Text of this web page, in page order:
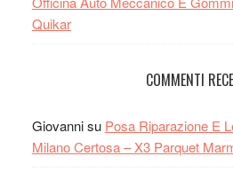
Quikar
COMMENTI
Giovannisu Posa Riparazione E
Milano Certosa – X3 Parquet